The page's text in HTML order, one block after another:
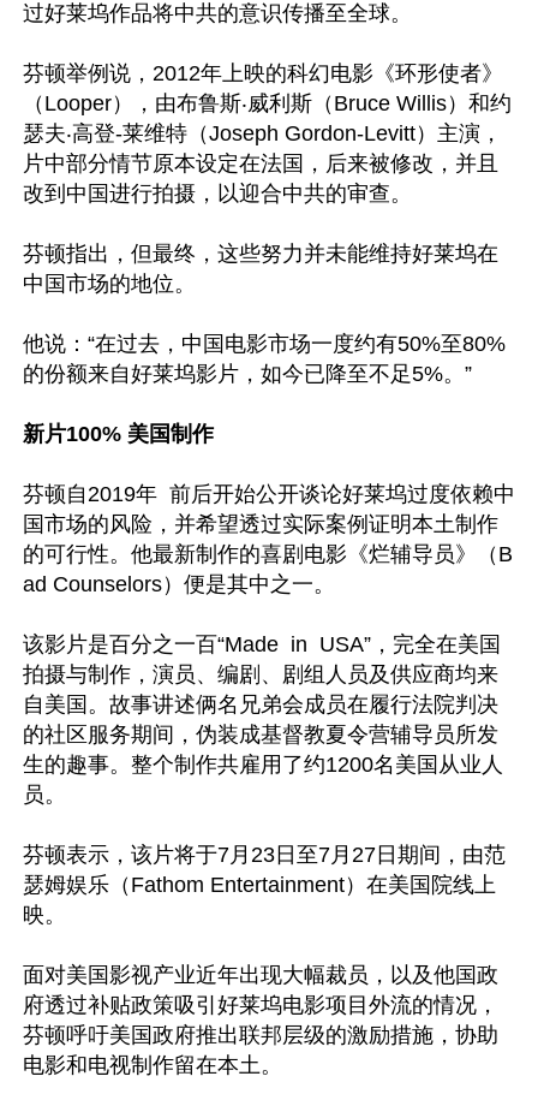
过好莱坞作品将中共的意识传播至全球。
芬顿举例说，2012年上映的科幻电影《环形使者》
（Looper），由布鲁斯‧威利斯（Bruce Willis）和约
瑟夫‧高登-莱维特（Joseph Gordon-Levitt）主演，
片中部分情节原本设定在法国，后来被修改，并且
改到中国进行拍摄，以迎合中共的审查。
芬顿指出，但最终，这些努力并未能维持好莱坞在
中国市场的地位。
他说：“在过去，中国电影市场一度约有50%至80%
的份额来自好莱坞影片，如今已降至不足5%。”
新片100% 美国制作
芬顿自2019年  前后开始公开谈论好莱坞过度依赖中
国市场的风险，并希望透过实际案例证明本土制作
的可行性。他最新制作的喜剧电影《烂辅导员》（B
ad Counselors）便是其中之一。
该影片是百分之一百“Made  in  USA”，完全在美国
拍摄与制作，演员、编剧、剧组人员及供应商均来
自美国。故事讲述俩名兄弟会成员在履行法院判决
的社区服务期间，伪装成基督教夏令营辅导员所发
生的趣事。整个制作共雇用了约1200名美国从业人
员。
芬顿表示，该片将于7月23日至7月27日期间，由范
瑟姆娱乐（Fathom Entertainment）在美国院线上
映。
面对美国影视产业近年出现大幅裁员，以及他国政
府透过补贴政策吸引好莱坞电影项目外流的情况，
芬顿呼吁美国政府推出联邦层级的激励措施，协助
电影和电视制作留在本土。